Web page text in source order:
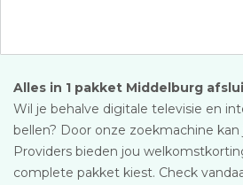
Alles in 1 pakket Middelburg
Wil je behalve digitale televisie en
bellen? Door onze zoekmachine kan
Providers bieden jou
complete pakket kiest. Check